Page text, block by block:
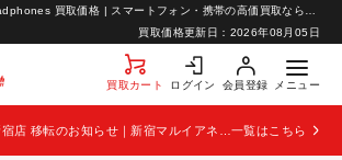
買取価格更新日： 2026年08月05日
買取カート ログイン 会員登録 メニュー
一覧はこちら